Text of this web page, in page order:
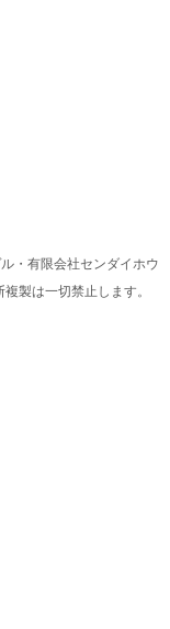
・有限会社センダイホウ
製は一切禁止します。